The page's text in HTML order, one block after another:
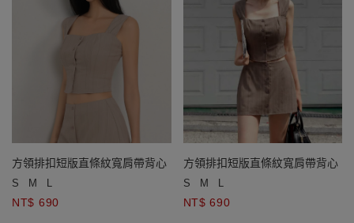
方領排扣短版直條紋寬肩帶背心
S M L
NT$ 690
方領排扣短版直條紋寬肩帶背心
S M L
NT$ 690